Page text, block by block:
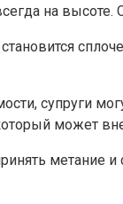
на
супруги
может
метание и